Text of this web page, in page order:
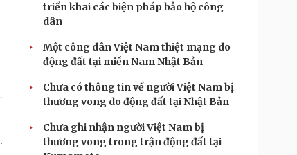
triển khai các biện pháp bảo hộ công
dân
Một công dân Việt Nam thiệt mạng do
động đất tại miền Nam Nhật Bản
Chưa có thông tin về người Việt Nam bị
thương vong do động đất tại Nhật Bản
Chưa ghi nhận người Việt Nam bị
thương vong trong trận động đất tại